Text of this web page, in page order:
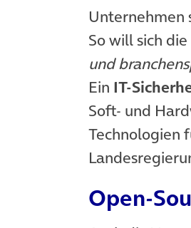
Unternehmen
So will sich
und
Ein IT-
Soft- und
Technologien
Open-